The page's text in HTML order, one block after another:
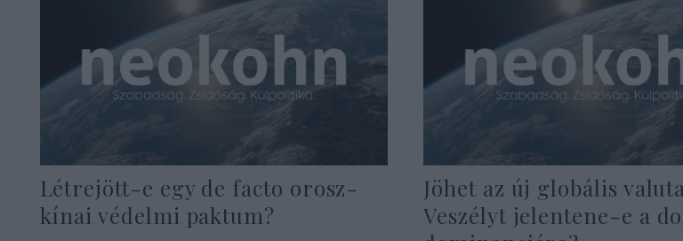
Létrejött-e egy de facto orosz-
kínai védelmi paktum?
Jöhet az új globális
Veszélyt jelentene-e a